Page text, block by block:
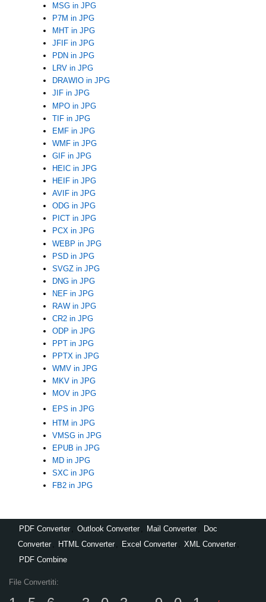
MSG in JPG
P7M in JPG
MHT in JPG
JFIF in JPG
PDN in JPG
LRV in JPG
DRAWIO in JPG
JIF in JPG
MPO in JPG
TIF in JPG
EMF in JPG
WMF in JPG
GIF in JPG
HEIC in JPG
HEIF in JPG
AVIF in JPG
ODG in JPG
PICT in JPG
PCX in JPG
WEBP in JPG
PSD in JPG
SVGZ in JPG
DNG in JPG
NEF in JPG
RAW in JPG
CR2 in JPG
ODP in JPG
PPT in JPG
PPTX in JPG
WMV in JPG
MKV in JPG
MOV in JPG
EPS in JPG
HTM in JPG
VMSG in JPG
EPUB in JPG
MD in JPG
SXC in JPG
FB2 in JPG
PDF Converter Outlook Converter Mail Converter
Doc
Converter
HTML Converter Excel Converter XML Converter
PDF Combine
File Convertiti: